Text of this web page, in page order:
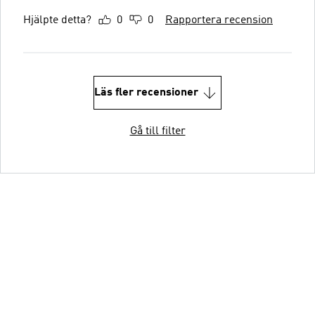
Hjälpte detta? 0 0 Rapportera recension
Läs fler recensioner
Gå till filter